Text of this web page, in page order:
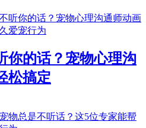
你的话？宠物心理沟
松搞定